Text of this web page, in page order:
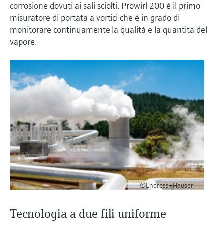
corrosione dovuti ai sali sciolti. Prowirl 200 è il primo
misuratore di portata a vortici che è in grado di
monitorare continuamente la qualità e la quantità del
vapore.
©Endress+Hauser
Tecnologia a due fili uniforme